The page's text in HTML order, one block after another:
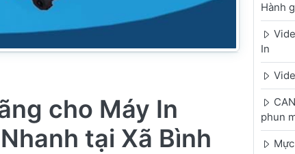
cho Máy In
tại Xã Bình
Hành
In
phun